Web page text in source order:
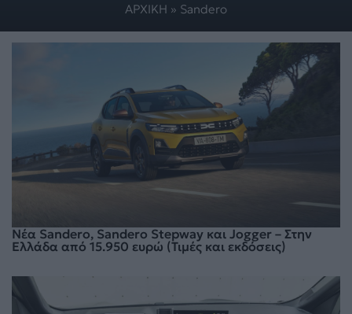
ΑΡΧΙΚΗ » Sandero
Νέα Sandero, Sandero Stepway και Jogger – Στην
Ελλάδα από 15.950 ευρώ (Τιμές και εκδόσεις)